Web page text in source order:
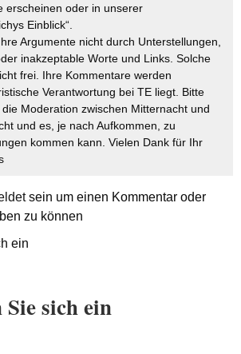
erscheinen oder in unserer
Einblick“.
Argumente nicht durch Unterstellungen,
inakzeptable Worte und Links. Solche
frei. Ihre Kommentare werden
Verantwortung bei TE liegt. Bitte
Moderation zwischen Mitternacht und
und es, je nach Aufkommen, zu
kommen kann. Vielen Dank für Ihr
sein um einen Kommentar oder
zu können
ein
sich ein